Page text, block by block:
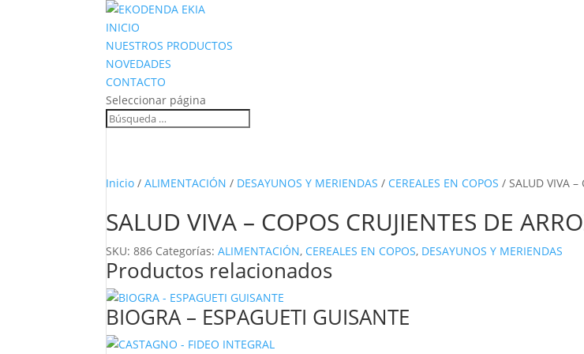
INICIO
NUESTROS PRODUCTOS
NOVEDADES
CONTACTO
Seleccionar página
Inicio /ALIMENTACIÓN / DESAYUNOS Y MERIENDAS / CEREALES EN COPOS / SALUD VIVA –
SALUD VIVA – COPOS CRUJIENTES DE
SKU:886 Categorías:ALIMENTACIÓN, CEREALES EN COPOS, DESAYUNOS Y MERIENDAS
Productos relacionados
BIOGRA – ESPAGUETI GUISANTE